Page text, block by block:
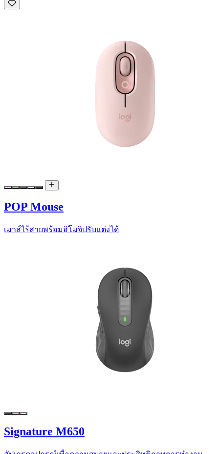
POP Mouse
เมาส์ไร้สายพร้อมอิโมจิปรับแต่งได้
Signature M650